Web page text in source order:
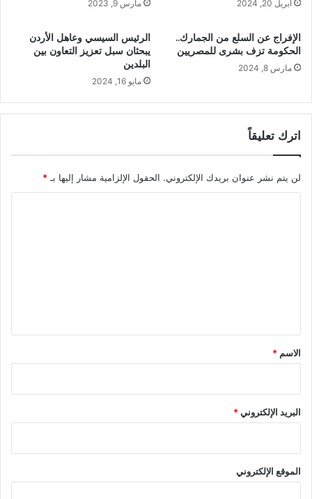
أبريل 20, 2024 مارس 9, 2023
الإفراج عن السلع من الجمارك..
الحكومة تزف بشرى للمصريين
مارس 8, 2024
الرئيس السيسي وعاهل الأردن
يبحثان سبل تعزيز التعاون بين
البلدين
مايو 16, 2024
اترك تعليقاً
لن يتم نشر عنوان بريدك الإلكتروني. الحقول الإلزامية مشار إليها بـ *
*
الاسم *
البريد الإلكتروني*
الموقع الإلكتروني